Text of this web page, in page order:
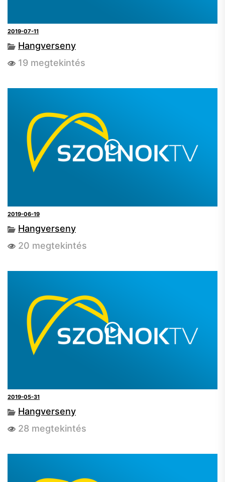
2019-07-11
Hangverseny
19 megtekintés
2019-06-19
Hangverseny
20 megtekintés
2019-05-31
Hangverseny
28 megtekintés